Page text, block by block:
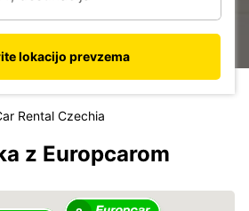
lokacijo prevzema
Rental Czechia
z Europcarom